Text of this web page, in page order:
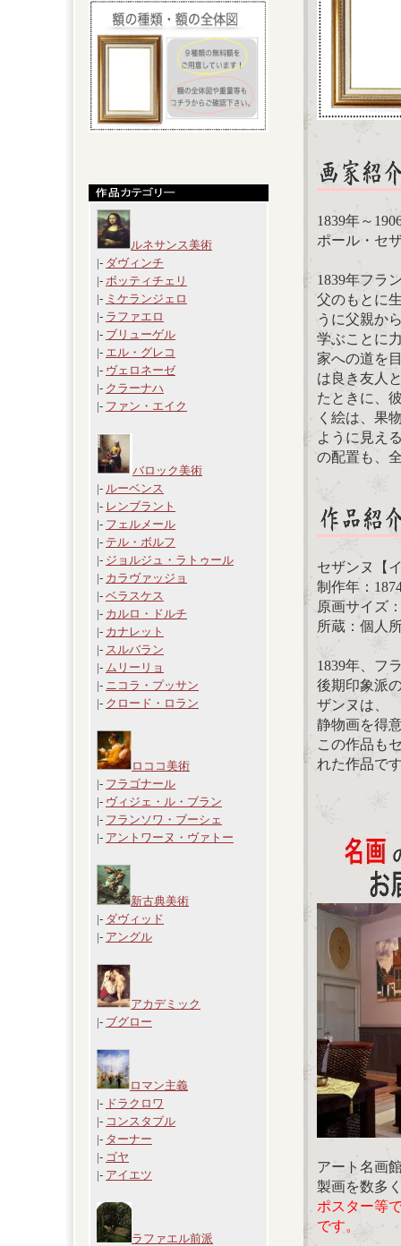
ルネサンス美術
|- ダヴィンチ
|- ボッティチェリ
|- ミケランジェロ
|- ラファエロ
|- ブリューゲル
|- エル・グレコ
|- ヴェロネーゼ
|- クラーナハ
|- ファン・エイク
バロック美術
|- ルーベンス
|- レンブラント
|- フェルメール
|- テル・ボルフ
|- ジョルジュ・ラトゥール
|- カラヴァッジョ
|- ベラスケス
|- カルロ・ドルチ
|- カナレット
|- スルバラン
|- ムリーリョ
|- ニコラ・プッサン
|- クロード・ロラン
ロココ美術
|- フラゴナール
|- ヴィジェ・ル・ブラン
|- フランソワ・ブーシェ
|- アントワーヌ・ヴァトー
新古典美術
|- ダヴィッド
|- アングル
アカデミック
|- ブグロー
ロマン主義
|- ドラクロワ
|- コンスタブル
|- ターナー
|- ゴヤ
|- アイエツ
ラファエル前派
1839年～
ポール・セ
1839年フラ
父のもとに
うに父親か
学ぶことに
家への道を
は良き友人
たときに、
く絵は、果
ように見え
の配置も、
セザンヌ【
制作年：
原画サイズ
所蔵：個人
1839年、フ
後期印象派
ザンヌは、
静物画を得
この作品も
れた作品で
アート名画
製画を数多
ポスター等
です。